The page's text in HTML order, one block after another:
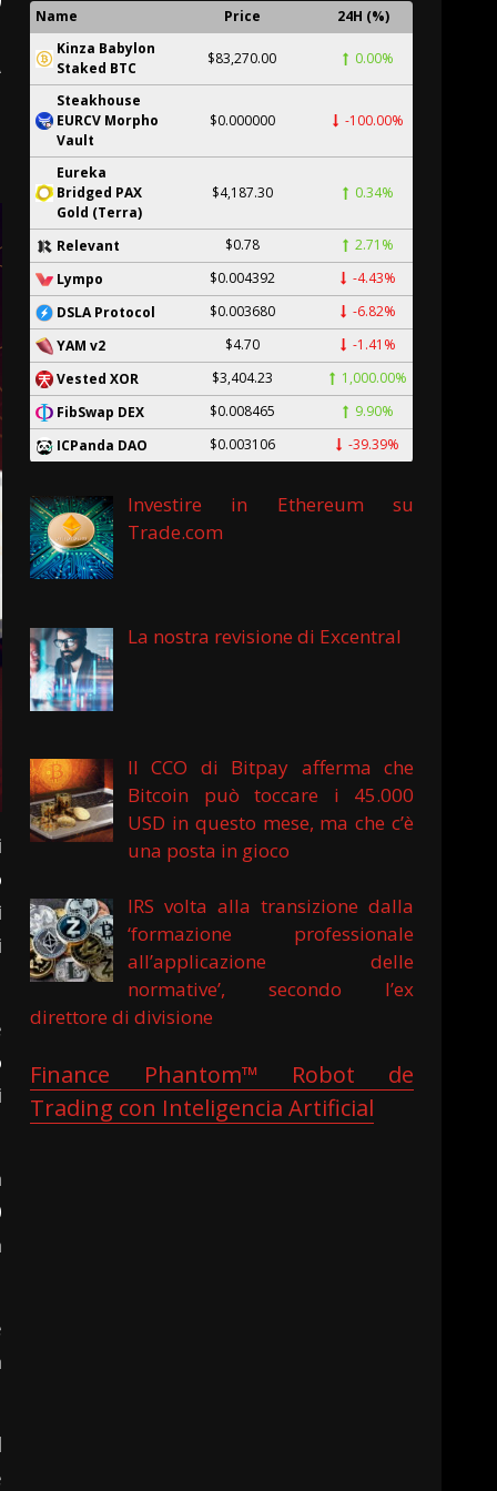
Name Price
24H (%)
Kinza Babylon
Staked BTC
$83,270.00 0.00%
Steakhouse
EURCV Morpho
Vault
$0.000000 -100.00%
Eureka
Bridged PAX
Gold (Terra)
$4,187.30 0.34%
Relevant $0.78
2.71%
Lympo
$0.004392
-4.43%
DSLA Protocol
$0.003680
-6.82%
YAM v2
$4.70
-1.41%
Vested XOR
$3,404.23
1,000.00%
FibSwap DEX
$0.008465
9.90%
ICPanda DAO
$0.003106 -39.39%
Investire in Ethereum su
Trade.com
La nostra revisione di Excentral
Il CCO di Bitpay afferma che
Bitcoin può toccare i 45.000
USD in questo mese, ma che c’è
una posta in gioco
IRS volta alla transizione dalla
‘formazione professionale
all’applicazione delle
normative’, secondo l’ex
direttore di divisione
Finance Phantom™ Robot de
Trading con Inteligencia Artificial